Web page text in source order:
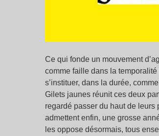
Ce qui fonde un mouvement
comme faille dans la
s’instituer, dans la durée,
Gilets jaunes réunit ces deux
regardé passer du haut de
admettent enfin, une grosse
les oppose désormais, tous